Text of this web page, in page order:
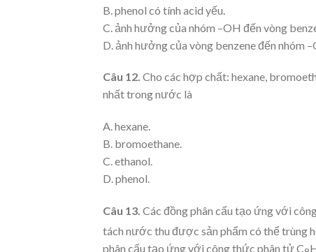
B. phenol có tính acid yếu.
C. ảnh hưởng của nhóm –OH đến vòng
D. ảnh hưởng của vòng benzene đến nhóm
Câu 12. Cho các hợp chất: hexane,
nhất trong nước là
A. hexane.
B. bromoethane.
C. ethanol.
D. phenol.
Câu 13. Các đồng phân cấu tạo ứng với
tách nước thu được sản phẩm có thể trùng
phân cấu tạo ứng với công thức phân tử C